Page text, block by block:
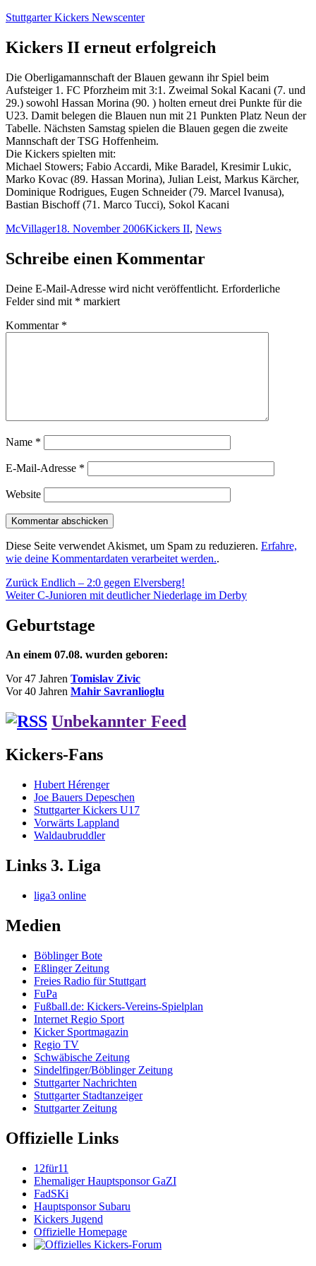
Zum
springen
Stuttgarter Kickers Newscenter
Kickers II erneut erfolgreich
Die Oberligamannschaft der Blauen gewann ihr Spiel beim
Aufsteiger 1. FC Pforzheim mit 3:1. Zweimal Sokal Kacani (7. und
29.) sowohl Hassan Morina (90. ) holten erneut drei Punkte für die
U23. Damit belegen die Blauen nun mit 21 Punkten Platz Neun der
Tabelle. Nächsten Samstag spielen die Blauen gegen die zweite
Mannschaft der TSG Hoffenheim.
Die Kickers spielten mit:
Michael Stowers; Fabio Accardi, Mike Baradel, Kresimir Lukic,
Marko Kovac (89. Hassan Morina), Julian Leist, Markus Kärcher,
Dominique Rodrigues, Eugen Schneider (79. Marcel Ivanusa),
Bastian Bischoff (71. Marco Tucci), Sokol Kacani
Autor
McVillagerVeröffentlicht
18. November 2006Kategorien
Kickers II, News
Schreibe einen Kommentar
Deine E-Mail-Adresse wird nicht veröffentlicht. Erforderliche
Felder sind mit * markiert
Kommentar *
Name *
E-Mail-Adresse *
Website
Diese Seite verwendet Akismet, um Spam zu reduzieren. Erfahre,
wie deine Kommentardaten verarbeitet werden..
Beitragsnavigation
Zurück Vorheriger
Beitrag:
Endlich – 2:0 gegen Elversberg!
Weiter Nächster
C-Junioren mit deutlicher Niederlage im Derby
Geburtstage
An einem 07.08. wurden geboren:
Vor 47 Jahren Tomislav Zivic
Vor 40 Jahren Mahir Savranlioglu
Unbekannter Feed
Kickers-Fans
Hubert Hérenger
Joe Bauers Depeschen
Stuttgarter Kickers U17
Vorwärts Lappland
Waldaubruddler
Links 3. Liga
liga3 online
Medien
Böblinger Bote
Eßlinger Zeitung
Freies Radio für Stuttgart
FuPa
Fußball.de: Kickers-Vereins-Spielplan
Internet Regio Sport
Kicker Sportmagazin
Regio TV
Schwäbische Zeitung
Sindelfinger/Böblinger Zeitung
Stuttgarter Nachrichten
Stuttgarter Stadtanzeiger
Stuttgarter Zeitung
Offizielle Links
12für11
Ehemaliger Hauptsponsor GaZI
FadSKi
Hauptsponsor Subaru
Kickers Jugend
Offizielle Homepage